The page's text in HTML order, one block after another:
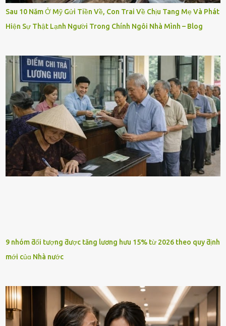
Sau 10 Năm Ở Mỹ Gửi Tiền Về, Con Trai Về Chịu Tang Mẹ Và Phát
Hiện Sự Thật Lạnh Người Trong Chính Ngôi Nhà Mình – Blog
9 nhóm ƌối tượng ƌược tăng lương hưu 15% từ 2026 theo quy ƌịnh
mới củɑ Nhà nước